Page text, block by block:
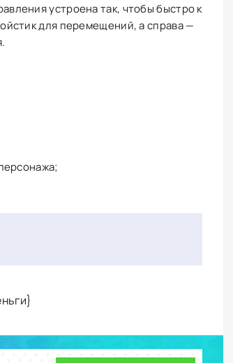
устроена так, чтобы быстро к
для перемещений, а справа —